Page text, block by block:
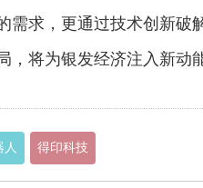
需求，更通过技术创新破
，将为银发经济注入新动能
人 得印科技